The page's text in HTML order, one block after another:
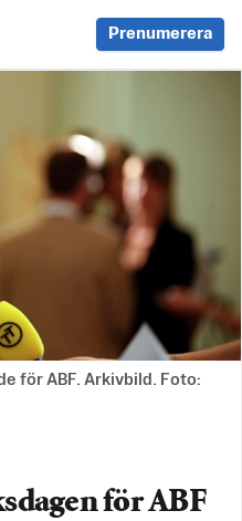
Prenumerera
för ABF. Arkivbild. Foto:
för ABF